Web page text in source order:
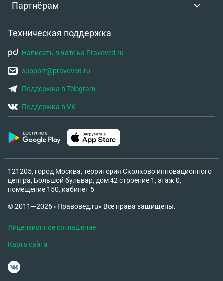
Партнёрам
Техническая поддержка
Написать в чате на Pravoved.ru
support@pravoved.ru
Поддержка в Telegram
Поддержка в VK
121205, город Москва, территория Сколково инновационного
центра, Большой бульвар, дом 42 строение 1, этаж 0,
помещение 150, кабинет 5
© 2011—2026 «Правовед.ru» Все права защищены.
Лицензионное соглашение
Карта сайта